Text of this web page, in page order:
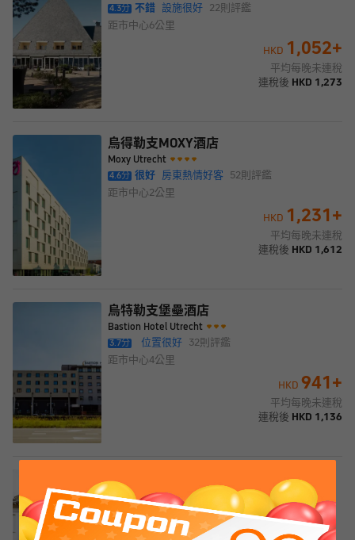
4.3分 不錯 設施很好 22則評鑑
距市中心6公里
HKD 1,052+
平均每晚未連稅
連稅後 HKD 1,273
烏得勒支MOXY酒店
Moxy Utrecht
4.6分 很好 房東熱情好客 52則評鑑
距市中心2公里
HKD 1,231+
平均每晚未連稅
連稅後 HKD 1,612
烏特勒支堡壘酒店
Bastion Hotel Utrecht
3.7分 位置很好 32則評鑑
距市中心4公里
HKD 941+
平均每晚未連稅
連稅後 HKD 1,136
烏特勒支卡雷爾5號大酒店
Grand Hotel Karel V, WorldHotels Luxury
4.6分 很好 位置很好 11則評鑑
距市中心 500米